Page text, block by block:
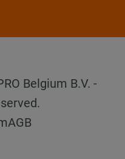
Belgium B.V. -
AGB